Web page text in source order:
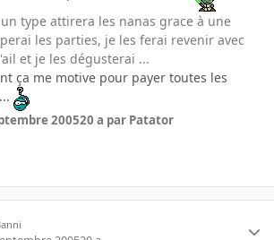
type attirera les nanas grace à une
les parties, je les ferai revenir avec
et je les dégusterai ...
ça me motive pour payer toutes les
200520 a par Patator